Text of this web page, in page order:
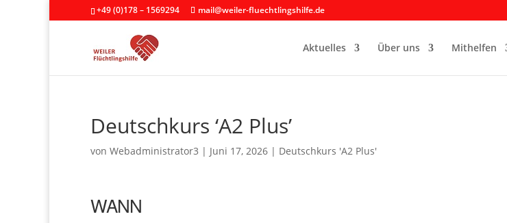
+49 (0)178 – 1569294 mail@weiler-fluechtlingshilfe.de
Aktuelles Über uns Mithelfen
Deutschkurs ‘A2 Plus’
von Webadministrator3 | Juni 17, 2026 | Deutschkurs 'A2 Plus'
WANN